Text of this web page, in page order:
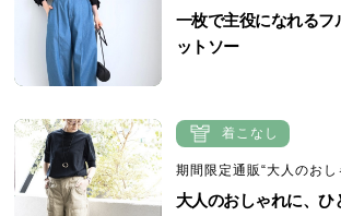
一枚で主役になれるフ
ットソー
着こなし
期間限定通販“大人のおし
大人のおしゃれに、ひ